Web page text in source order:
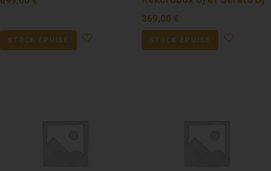
STOCK ÉPUISÉ
369,00 €
STOCK ÉPUISÉ